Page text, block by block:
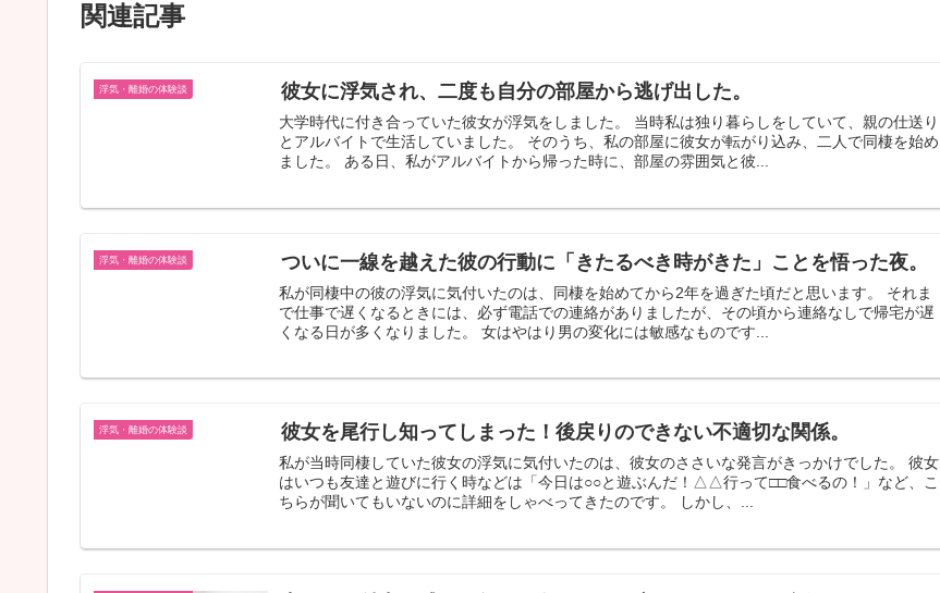
関連記事
浮気・離婚の体験談 彼女に浮気され、二度も自分の部屋から逃げ出した。
大学時代に付き合っていた彼女が浮気をしました。 当時私は独り暮らしをしていて、親の仕送り
とアルバイトで生活していました。 そのうち、私の部屋に彼女が転がり込み、二人で同棲を始め
ました。 ある日、私がアルバイトから帰った時に、部屋の雰囲気と彼...
浮気・離婚の体験談 ついに一線を越えた彼の行動に「きたるべき時がきた」ことを悟った夜。
私が同棲中の彼の浮気に気付いたのは、同棲を始めてから2年を過ぎた頃だと思います。 それま
で仕事で遅くなるときには、必ず電話での連絡がありましたが、その頃から連絡なしで帰宅が遅
くなる日が多くなりました。 女はやはり男の変化には敏感なものです...
浮気・離婚の体験談 彼女を尾行し知ってしまった！後戻りのできない不適切な関係。
私が当時同棲していた彼女の浮気に気付いたのは、彼女のささいな発言がきっかけでした。 彼女
はいつも友達と遊びに行く時などは「今日は○○と遊ぶんだ！△△行って□□食べるの！」など、こ
ちらが聞いてもいないのに詳細をしゃべってきたのです。 しかし、...